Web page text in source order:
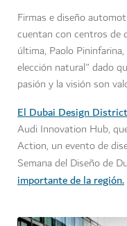
Firmas e diseño
cuentan con centros de
última, Paolo
elección natural" dado
pasión y la visión son
El Dubai Design
Audi Innovation Hub,
Action, un evento de
Semana del Diseño de
importante de la región.